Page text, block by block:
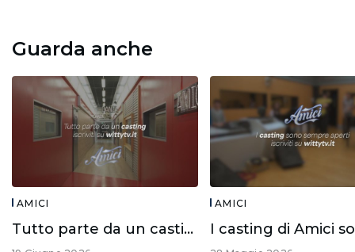
Guarda anche
AMICI
Tutto parte da un casting!
AMICI